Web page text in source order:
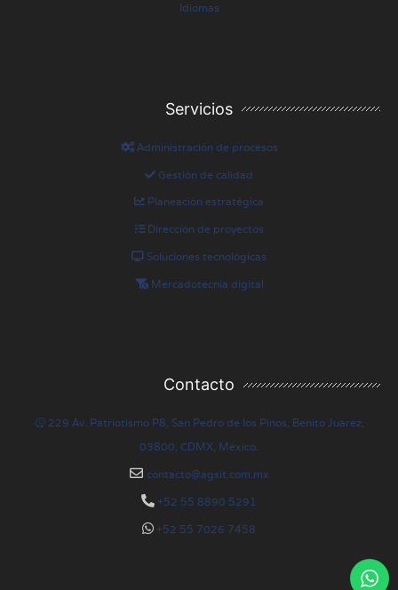
Idiomas
Servicios
Administración de procesos
Gestión de calidad
Planeación estratégica
Dirección de proyectos
Soluciones tecnológicas
Mercadotecnia digital
Contacto
229 Av. Patriotismo P8, San Pedro de los Pinos, Benito Juárez,
03800, CDMX, México.
contacto@agsit.com.mx
+52 55 8890 5291
+52 55 7026 7458